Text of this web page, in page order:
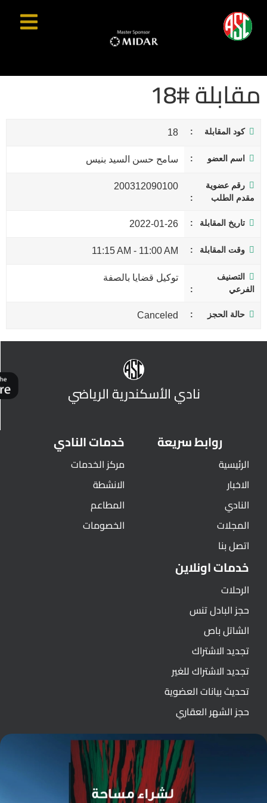
مقابلة #18
كود المقابلة 18
اسم العضو سامح حسن السيد بنيس
رقم عضوية
مقدم الطلب
200312090100
تاريخ المقابلة 2022-01-26
وقت المقابلة 11:00 AM
-
11:15 AM
التصنيف
الفرعي
توكيل قضايا بالصفة
حالة الحجز Canceled
نادي الأسكندرية الرياضي
روابط سريعة
الرئيسية
الاخبار
النادي
المجلات
اتصل بنا
خدمات النادي
مركز الخدمات
الانشطة
المطاعم
الخصومات
خدمات اونلاين
الرحلات
حجز البادل تنس
الشاتل باص
تجديد الاشتراك
تجديد الاشتراك للغير
تحديث بيانات العضوية
حجز الشهر العقاري